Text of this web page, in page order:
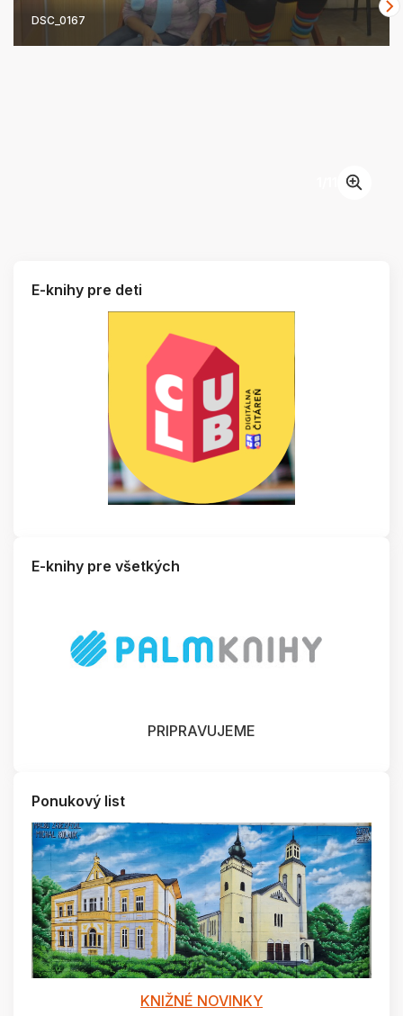
DSC_0167
E-knihy pre deti
E-knihy pre všetkých
PRIPRAVUJEME
Ponukový list
KNIŽNÉ NOVINKY